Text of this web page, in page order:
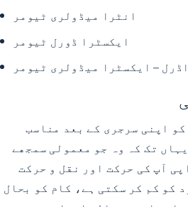
انٹرا میڈولری ٹیومر
ایکسٹرا ڈورل ٹیومر
– ایکسٹرا میڈولری ٹیومر
اپنی سرجری کے بعد مناسب
تک کہ وہ جو معمولی سمجھے
آپ کی حرکت اور نقل و حرکت
کو کم کر سکتی ہے، کام کو بحال